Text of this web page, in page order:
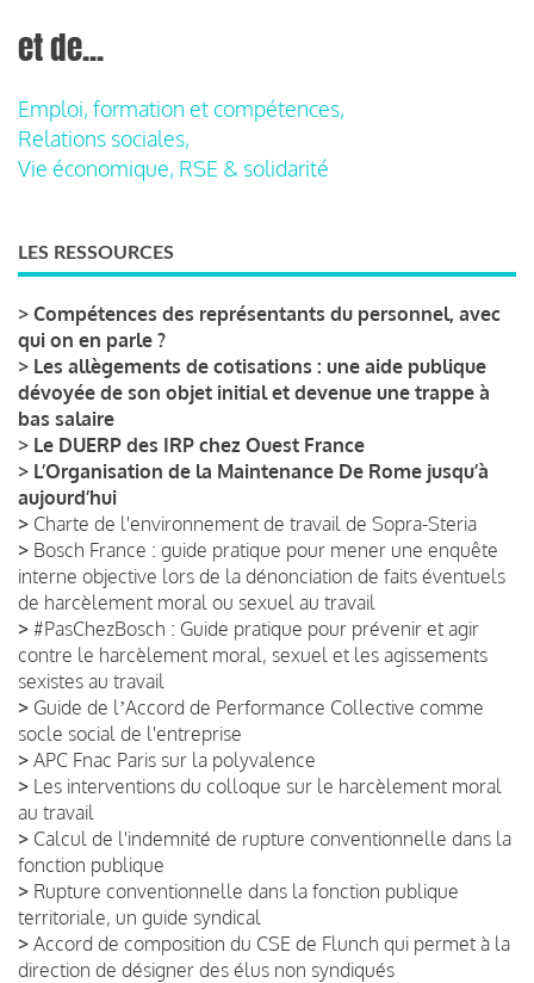
et de...
Emploi, formation et compétences,
Relations sociales,
Vie économique, RSE & solidarité
LES RESSOURCES
> Compétences des représentants du personnel, avec
qui on en parle ?
> Les allègements de cotisations : une aide publique
dévoyée de son objet initial et devenue une trappe à
bas salaire
> Le DUERP des IRP chez Ouest France
> L’Organisation de la Maintenance De Rome jusqu’à
aujourd’hui
> Charte de l'environnement de travail de Sopra-Steria
> Bosch France : guide pratique pour mener une enquête
interne objective lors de la dénonciation de faits éventuels
de harcèlement moral ou sexuel au travail
> #PasChezBosch : Guide pratique pour prévenir et agir
contre le harcèlement moral, sexuel et les agissements
sexistes au travail
> Guide de lʼAccord de Performance Collective comme
socle social de l'entreprise
> APC Fnac Paris sur la polyvalence
> Les interventions du colloque sur le harcèlement moral
au travail
> Calcul de l'indemnité de rupture conventionnelle dans la
fonction publique
> Rupture conventionnelle dans la fonction publique
territoriale, un guide syndical
> Accord de composition du CSE de Flunch qui permet à la
direction de désigner des élus non syndiqués